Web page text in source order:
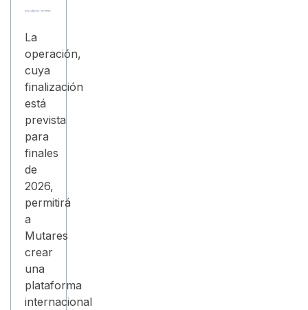
La
operación,
cuya
finalización
está
prevista
para
finales
de
2026,
permitirá
a
Mutares
crear
una
plataforma
internacional